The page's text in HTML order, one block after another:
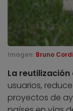
Imagen: Bruno
La reutilización
usuarios,
proyectos de